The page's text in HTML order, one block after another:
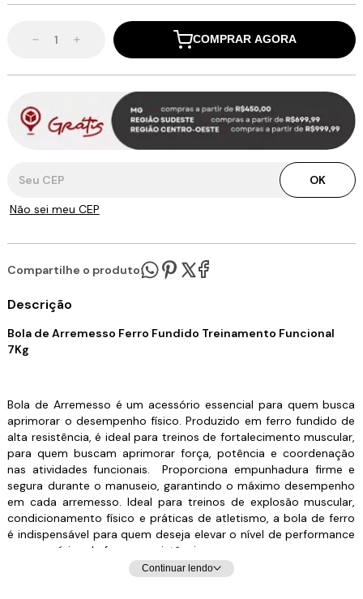
COMPRAR AGORA
OK
Não sei meu CEP
Compartilhe o produto:
Descrição
Bola de Arremesso Ferro Fundido Treinamento Funcional
7Kg
Bola de Arremesso é um acessório essencial para quem busca
aprimorar o desempenho físico. Produzido em ferro fundido de
alta resistência, é ideal para treinos de fortalecimento muscular,
para quem buscam aprimorar força, potência e coordenação
nas atividades funcionais.
Proporciona empunhadura firme e
segura durante o manuseio, garantindo o máximo desempenho
em cada arremesso. Ideal para treinos de explosão muscular,
condicionamento físico e práticas de atletismo, a bola de ferro
é indispensável para quem deseja elevar o nível de performance
nos exercícios de força e resistência.
Continuar lendo